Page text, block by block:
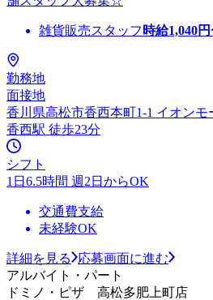
雑貨販売スタッフ 時給1,040
勤務地
面接地
香川県高松市香西本町1-1 イオンモ
香西駅 徒歩23分
シフト
1日6.5時間 週2日からOK
交通費支給
未経験OK
詳細を見る
応募画面に進む
アルバイト・パート
ドミノ・ピザ 高松多肥上町店